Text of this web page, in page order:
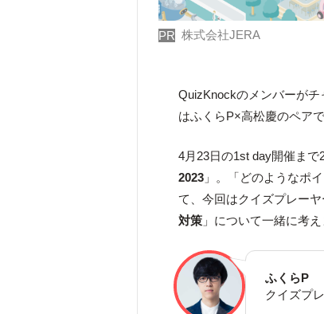
PR 株式会社JERA
QuizKnockのメンバーが
はふくらP×高松慶のペア
4月23日の1st day開催ま
2023 」。「どのようなポ
て、今回はクイズプレー
対策 」について一緒に考え
ふくらP
クイズプ